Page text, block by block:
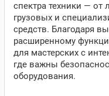
спектра техники — от
грузовых и
средств. Благодаря
расширенному
для мастерских с
где важны
оборудования.